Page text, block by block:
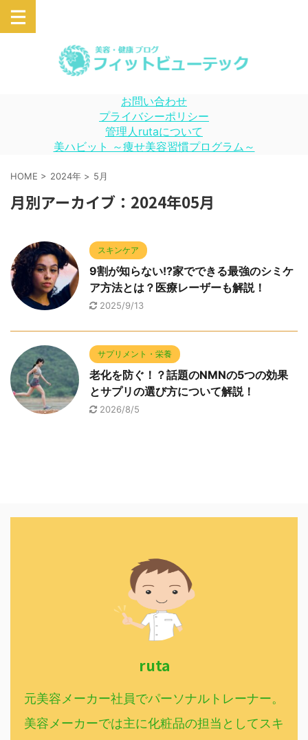
お問い合わせ
プライバシーポリシー
管理人rutaについて
美ハビット ～痩せ美容習慣プログラム～
HOME > 2024年 > 5月
月別アーカイブ：2024年05月
スキンケア
9割が知らない!?家でできる最強のシミケ
ア方法とは？医療レーザーも解説！
2025/9/13
サプリメント・栄養
老化を防ぐ！？話題のNMNの5つの効果
とサプリの選び方について解説！
2026/8/5
ruta
元美容メーカー社員でパーソナルトレーナー。
美容メーカーでは主に化粧品の担当としてスキ